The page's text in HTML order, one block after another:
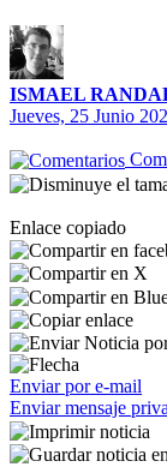
ISMAEL
Jueves, 25 Junio
Enlace copiado
Enviar por e-mail
Enviar mensaje